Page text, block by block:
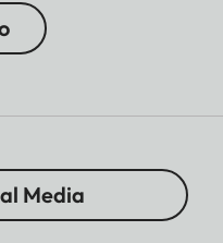
Media